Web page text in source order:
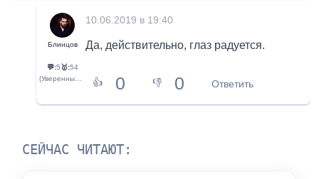
Блинцов
💬:5🥇:54
(Уверенный новичок)
10.06.2019 в 19:40
Да, действительно, глаз радуется.
👍 0 👎 0 Ответить
СЕЙЧАС ЧИТАЮТ: